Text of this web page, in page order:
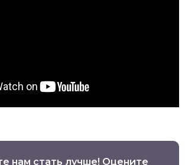
нам стать лучше! Оцените